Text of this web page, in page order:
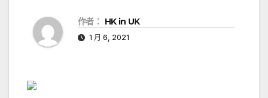
作者： HK in UK
1 月 6, 2021